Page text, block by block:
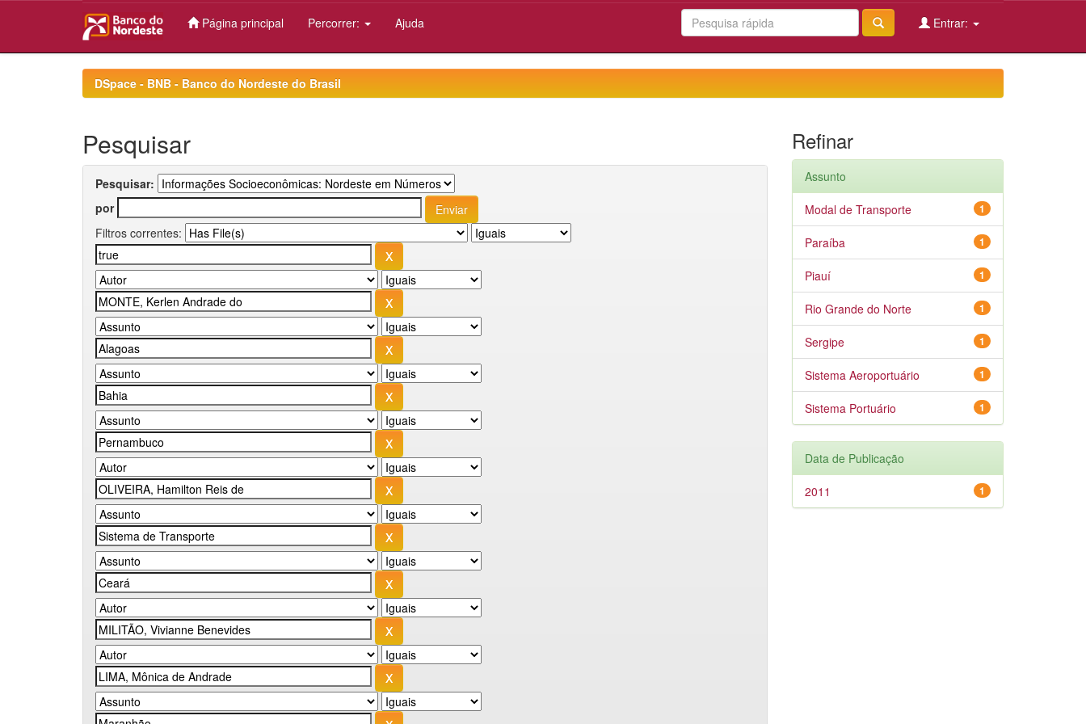
Página principal Percorrer: Ajuda Entrar:
DSpace - BNB - Banco do Nordeste do Brasil
Pesquisar
Pesquisar:
por
Filtros correntes:
Refinar
Assunto
1
Modal de Transporte
1
Paraíba
1
Piauí
1
Rio Grande do Norte
1
Sergipe
1
Sistema Aeroportuário
1
Sistema Portuário
Data de Publicação
1
2011